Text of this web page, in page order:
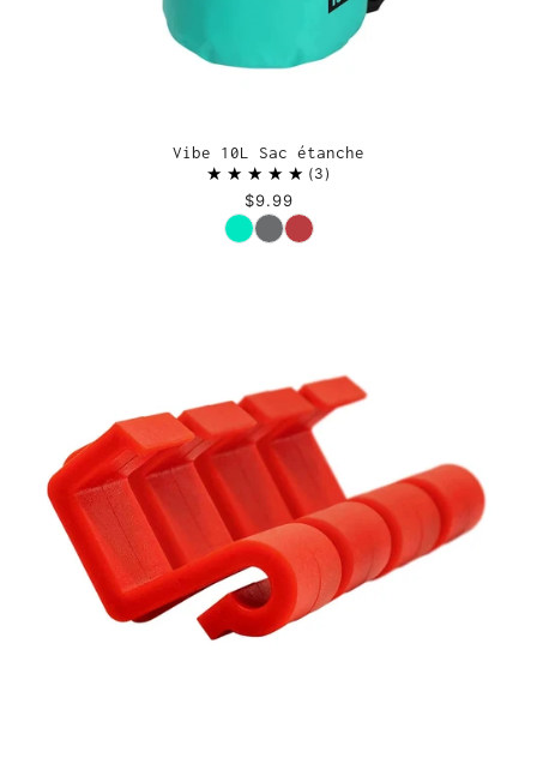
Vibe 10L Sac étanche
3
$9.99
Couleur